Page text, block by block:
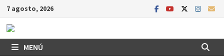
Saltar
contenido
7 agosto, 2026
MENÚ